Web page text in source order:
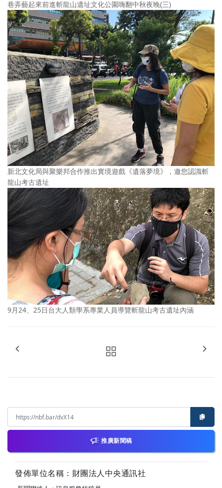
巷弄藝起來前進斬龍山遺址文化公園嗨翻中秋夜晚(三)
新北文化局與聚樂邦合作推出實境遊戲《遺落夢境》，邀您認識斬
龍山考古遺址
9月24、25日台大人類學系專業人員導覽斬龍山考古遺址內涵
推廣新聞稿
發佈單位名稱：財團法人中央通訊社